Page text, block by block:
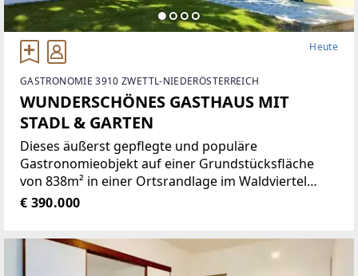
Heute
GASTRONOMIE 3910 ZWETTL-NIEDERÖSTERREICH
WUNDERSCHÖNES GASTHAUS MIT
STADL & GARTEN
Dieses äußerst gepflegte und populäre
Gastronomieobjekt auf einer Grundstücksfläche
von 838m² in einer Ortsrandlage im Waldviertel
bietet eine Vielzahl von Nutzungsmöglichkeiten wie
€ 390.000